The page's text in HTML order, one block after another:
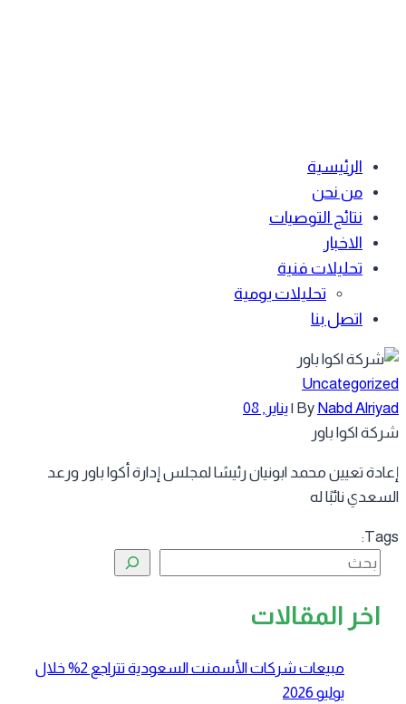
الرئيسية
من نحن
نتائج التوصيات
الاخبار
تحليلات فنية
تحليلات يومية
اتصل بنا
ByNabd
|يناير, 08
اكوا باور
تعيين محمد ابونيان رئيسًا لمجلس إدارة أكوا باور ورعد
نائبًا له
البحث
اخر المقالات
مبيعات شركات الأسمنت السعودية تتراجع 2% خلال
يوليو 2026